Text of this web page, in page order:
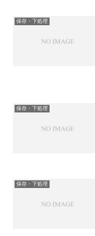
保存・下処理
保存・下処理
保存・下処理